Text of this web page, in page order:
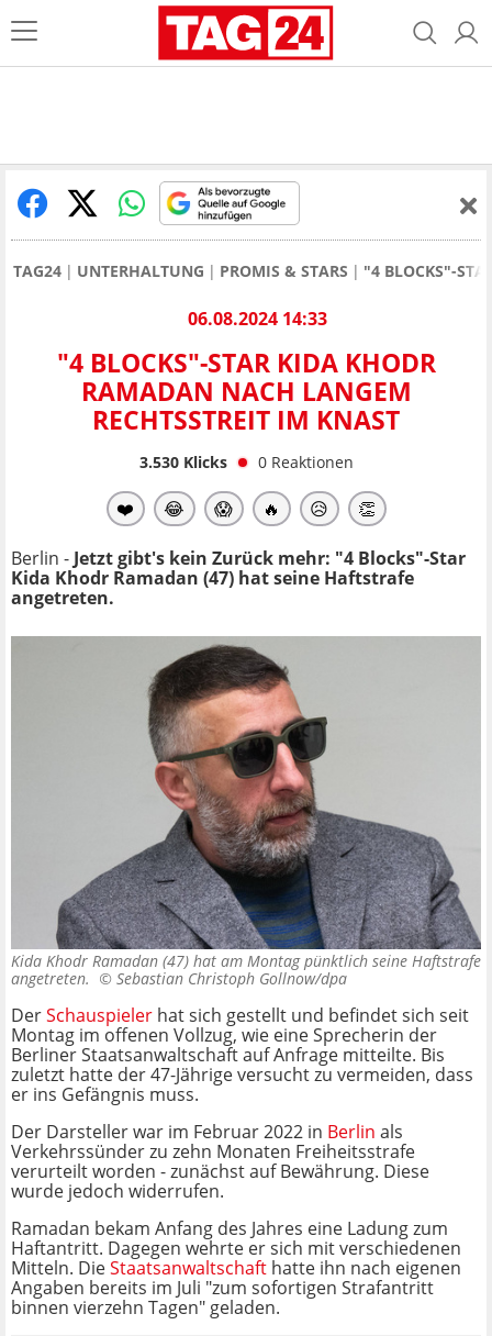
TAG24 UNTERHALTUNG PROMIS & STARS "4 BLOCKS"-
06.08.2024 14:33
"4 BLOCKS"-STAR KIDA KHODR
RAMADAN NACH LANGEM
RECHTSSTREIT IM KNAST
3.530Klicks 0 Reaktionen
❤️ 😂 😱 🔥 😥 👏
Berlin - Jetzt gibt's kein Zurück mehr: "4 Blocks"-Star
Kida Khodr Ramadan (47) hat seine Haftstrafe
angetreten.
Kida Khodr Ramadan (47) hat am Montag pünktlich seine Haftstrafe
angetreten. © Sebastian Christoph Gollnow/dpa
DerSchauspieler hat sich gestellt und befindet sich seit
Montag im offenen Vollzug, wie eine Sprecherin der
Berliner Staatsanwaltschaft auf Anfrage mitteilte. Bis
zuletzt hatte der 47-Jährige versucht zu vermeiden, dass
er ins Gefängnis muss.
Der Darsteller war im Februar 2022 in Berlin als
Verkehrssünder zu zehn Monaten Freiheitsstrafe
verurteilt worden - zunächst auf Bewährung. Diese
wurde jedoch widerrufen.
Ramadan bekam Anfang des Jahres eine Ladung zum
Haftantritt. Dagegen wehrte er sich mit verschiedenen
Mitteln. DieStaatsanwaltschaft hatte ihn nach eigenen
Angaben bereits im Juli "zum sofortigen Strafantritt
binnen vierzehn Tagen" geladen.